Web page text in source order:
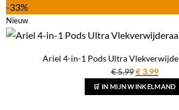
-33%
Nieuw
Ariel 4-in-1 Pods Ultra
€5.99
prijs
was:
€3.99
prijs
is:
🛒 IN MIJN WINKELMAND